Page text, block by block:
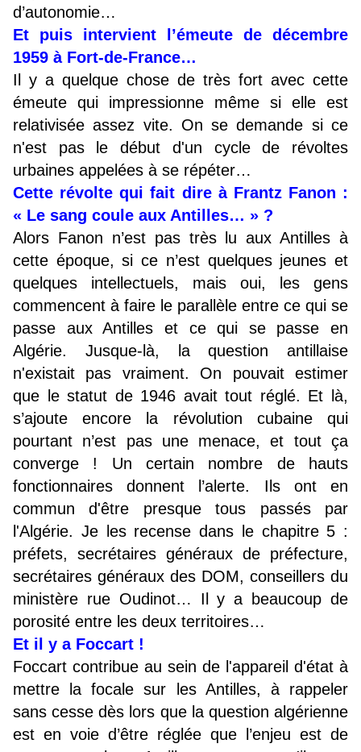
d’autonomie…
Et puis intervient l’émeute de décembre
1959 à Fort-de-France…
Il y a quelque chose de très fort avec cette
émeute qui impressionne même si elle est
relativisée assez vite. On se demande si ce
n'est pas le début d'un cycle de révoltes
urbaines appelées à se répéter…
Cette révolte qui fait dire à Frantz Fanon :
« Le sang coule aux Antilles… » ?
Alors Fanon n’est pas très lu aux Antilles à
cette époque, si ce n’est quelques jeunes et
quelques intellectuels, mais oui, les gens
commencent à faire le parallèle entre ce qui se
passe aux Antilles et ce qui se passe en
Algérie. Jusque-là, la question antillaise
n'existait pas vraiment. On pouvait estimer
que le statut de 1946 avait tout réglé. Et là,
s’ajoute encore la révolution cubaine qui
pourtant n’est pas une menace, et tout ça
converge ! Un certain nombre de hauts
fonctionnaires donnent l’alerte. Ils ont en
commun d'être presque tous passés par
l'Algérie. Je les recense dans le chapitre 5 :
préfets, secrétaires généraux de préfecture,
secrétaires généraux des DOM, conseillers du
ministère rue Oudinot… Il y a beaucoup de
porosité entre les deux territoires…
Et il y a Foccart !
Foccart contribue au sein de l'appareil d'état à
mettre la focale sur les Antilles, à rappeler
sans cesse dès lors que la question algérienne
est en voie d’être réglée que l’enjeu est de